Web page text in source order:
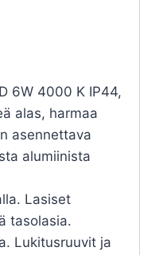
6W 4000 K IP44,
alas, harmaa
asennettava
alumiinista
Lasiset
tasolasia.
Lukitusruuvit ja